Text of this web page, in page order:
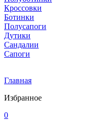
Кроссовки
Ботинки
Полусапоги
Дутики
Сандалии
Сапоги
Главная
Избранное
0